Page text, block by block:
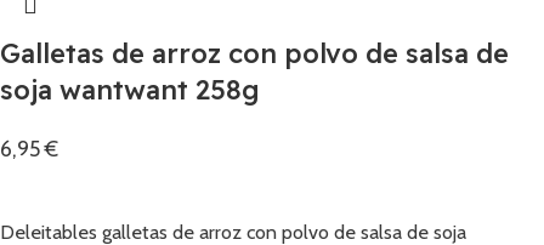
Galletas de arroz con polvo de salsa de
soja wantwant 258g
6,95€
Deleitables galletas de arroz con polvo de salsa de soja